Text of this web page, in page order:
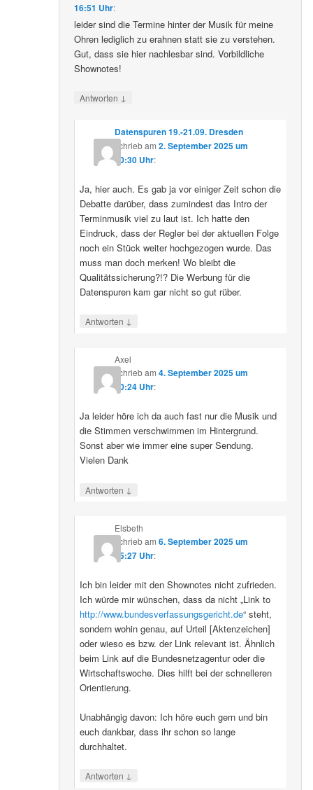
16:51 Uhr:
leider sind die Termine hinter der Musik für meine
Ohren lediglich zu erahnen statt sie zu verstehen.
Gut, dass sie hier nachlesbar sind. Vorbildliche
Shownotes!
Antworten ↓
Datenspuren 19.-21.09. Dresden
schriebam 2. September 2025 um
10:30 Uhr:
Ja, hier auch. Es gab ja vor einiger Zeit schon die
Debatte darüber, dass zumindest das Intro der
Terminmusik viel zu laut ist. Ich hatte den
Eindruck, dass der Regler bei der aktuellen Folge
noch ein Stück weiter hochgezogen wurde. Das
muss man doch merken! Wo bleibt die
Qualitätssicherung?!? Die Werbung für die
Datenspuren kam gar nicht so gut rüber.
Antworten ↓
Axel
schriebam 4. September 2025 um
10:24 Uhr:
Ja leider höre ich da auch fast nur die Musik und
die Stimmen verschwimmen im Hintergrund.
Sonst aber wie immer eine super Sendung.
Vielen Dank
Antworten ↓
Elsbeth
schriebam 6. September 2025 um
15:27 Uhr:
Ich bin leider mit den Shownotes nicht zufrieden.
Ich würde mir wünschen, dass da nicht „Link to
http://www.bundesverfassungsgericht.de“ steht,
sondern wohin genau, auf Urteil [Aktenzeichen]
oder wieso es bzw. der Link relevant ist. Ähnlich
beim Link auf die Bundesnetzagentur oder die
Wirtschaftswoche. Dies hilft bei der schnelleren
Orientierung.
Unabhängig davon: Ich höre euch gern und bin
euch dankbar, dass ihr schon so lange
durchhaltet.
Antworten ↓